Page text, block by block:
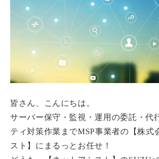
皆さん、こんにちは。
サーバー保守・監視・運用の委託・代
ティ対策作業までMSP事業者の【株式
スト】にまるっとお任せ！